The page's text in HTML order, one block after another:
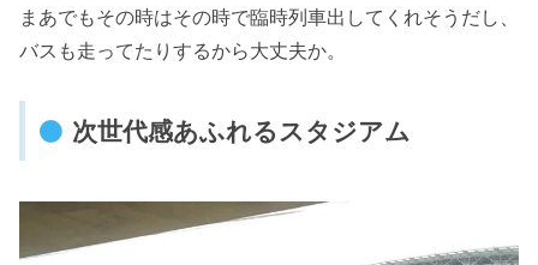
まあでもその時はその時で臨時列車出してくれそうだし、
バスも走ってたりするから大丈夫か。
次世代感あふれるスタジアム